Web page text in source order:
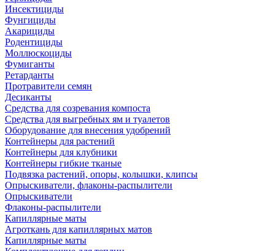
Инсектициды
Фунгициды
Акарициды
Родентициды
Моллюскоциды
Фумиганты
Ретарданты
Протравители семян
Десиканты
Средства для созревания компоста
Средства для выгребных ям и туалетов
Оборудование для внесения удобрений
Контейнеры для растений
Контейнеры для клубники
Контейнеры гибкие тканые
Подвязка растений, опоры, колышки, клипсы
Опрыскиватели, флаконы-распылители
Опрыскиватели
Флаконы-распылители
Капиллярные маты
Агроткань для капиллярных матов
Капиллярные маты